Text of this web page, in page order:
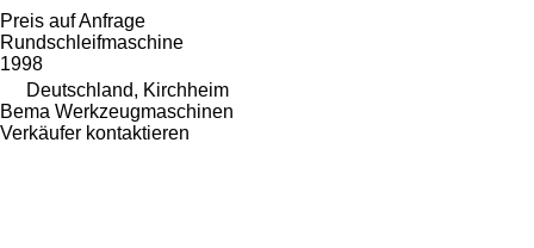
Preis auf Anfrage
Rundschleifmaschine
1998
Deutschland, Kirchheim
Bema Werkzeugmaschinen
Verkäufer kontaktieren